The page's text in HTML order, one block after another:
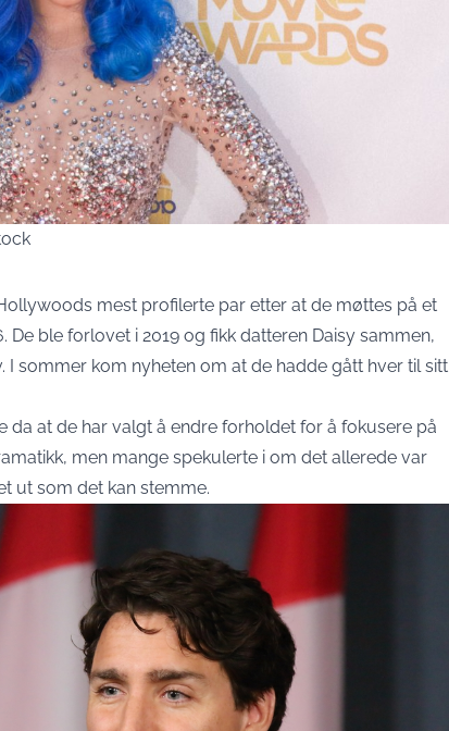
mest profilerte par etter at de møttes på et
De ble forlovet i 2019 og fikk datteren Daisy sammen,
I sommer kom nyheten om at de hadde gått hver til sitt
da at de har valgt å endre forholdet for å fokusere på
men mange spekulerte i om det allerede var
ut som det kan stemme.